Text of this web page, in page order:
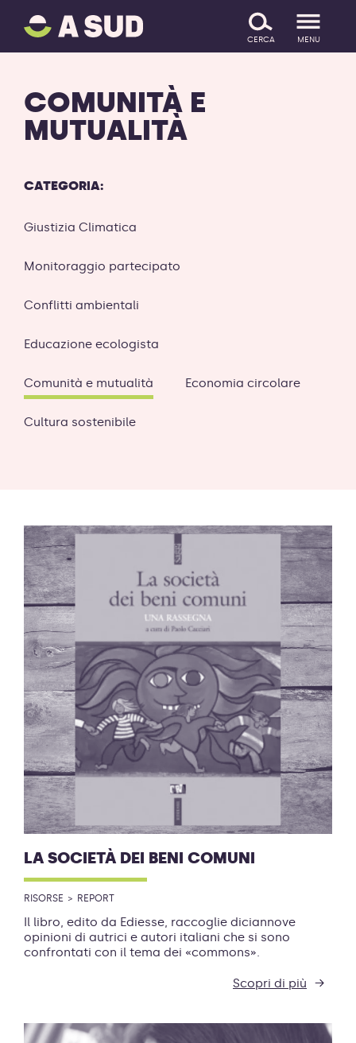
SALTA IL CONTENUTO
A
SUD
logo
alla
homepage
CERCA MENU
COMUNITÀ E
MUTUALITÀ
CATEGORIA:
Giustizia Climatica
Monitoraggio partecipato
Conflitti ambientali
Educazione ecologista
Comunità e mutualità Economia circolare
Cultura sostenibile
LA SOCIETÀ DEI BENI COMUNI
RISORSE REPORT
Il libro, edito da Ediesse, raccoglie diciannove
opinioni di autrici e autori italiani che si sono
confrontati con il tema dei «commons».
Scopri di più